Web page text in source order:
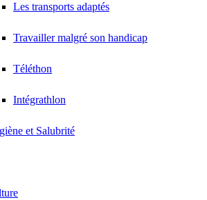
Les transports adaptés
Travailler malgré son handicap
Téléthon
Intégrathlon
et Salubrité